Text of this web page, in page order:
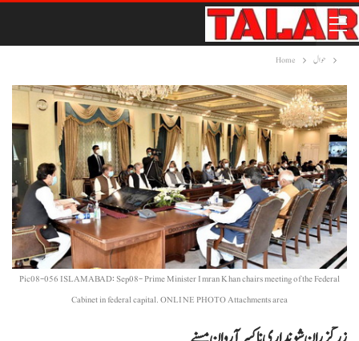
Home حوال
Pic08-056 ISLAMABAD: Sep08- Prime Minister Imran Khan chairs meeting of the Federal
Cabinet in federal capital. ONLINE PHOTO Attachments area